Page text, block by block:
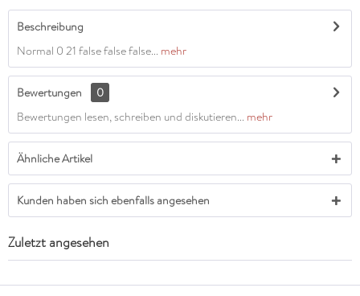
Beschreibung
Normal 0 21 false false false... mehr
Bewertungen
0
Bewertungen lesen, schreiben und diskutieren... mehr
Ähnliche Artikel
Kunden haben sich ebenfalls angesehen
Zuletzt angesehen